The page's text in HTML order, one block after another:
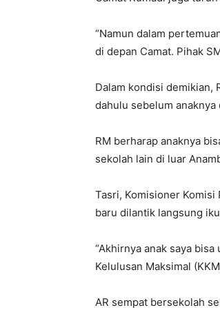
“Namun dalam
di depan Camat. Pihak
Dalam kondisi demikian,
dahulu sebelum anaknya
RM berharap anaknya
sekolah lain di luar
Tasri, Komisioner Komisi
baru dilantik langsung
“Akhirnya anak saya
Kelulusan Maksimal
AR sempat bersekolah